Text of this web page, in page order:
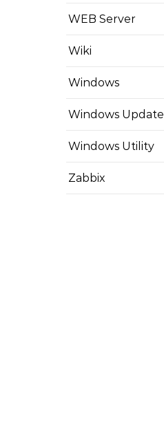
WEB Server
Wiki
Windows
Windows Update
Windows Utility
Zabbix